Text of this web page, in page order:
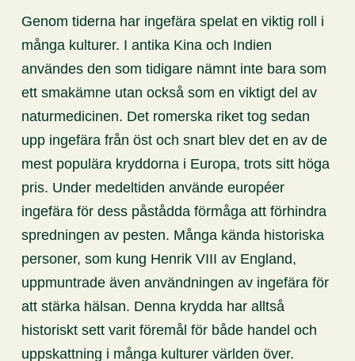
Genom tiderna har ingefära spelat en viktig roll i
många kulturer. I antika Kina och Indien
användes den som tidigare nämnt inte bara som
ett smakämne utan också som en viktigt del av
naturmedicinen. Det romerska riket tog sedan
upp ingefära från öst och snart blev det en av de
mest populära kryddorna i Europa, trots sitt höga
pris. Under medeltiden använde européer
ingefära för dess påstådda förmåga att förhindra
spredningen av pesten. Många kända historiska
personer, som kung Henrik VIII av England,
uppmuntrade även användningen av ingefära för
att stärka hälsan. Denna krydda har alltså
historiskt sett varit föremål för både handel och
uppskattning i många kulturer världen över.